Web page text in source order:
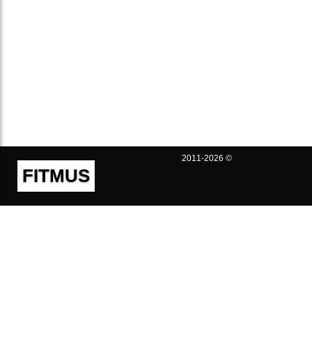
FITMUS
2011-2026 ©